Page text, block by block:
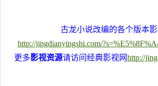
古龙小说改编的各个版本
http://jingdianyingshi.com/
更多影视资源请访问经典影视网http://